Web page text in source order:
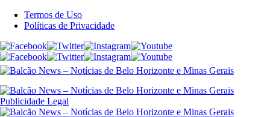
Termos de Uso
Políticas de Privacidade
Publicidade Legal